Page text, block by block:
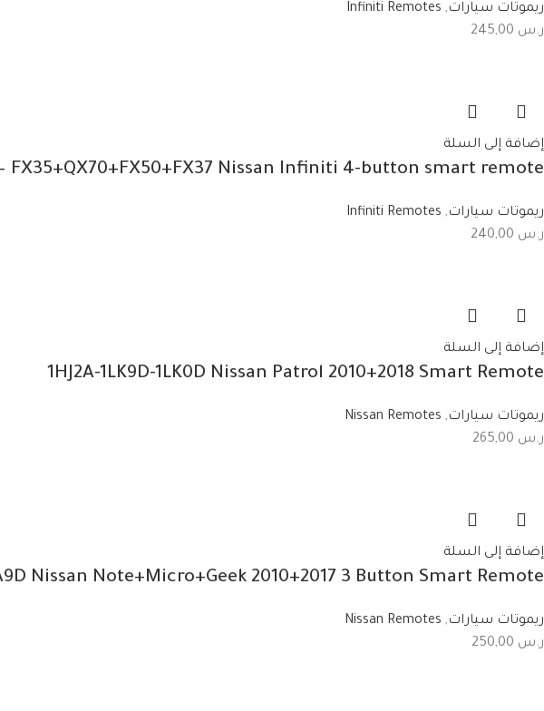
ريموتات سيارات,
Infiniti Remotes
ر.س
إضافة إلى السلة
– FX35+QX70+FX50+FX37 Nissan Infiniti 4-button smart remote
ريموتات سيارات,
Infiniti Remotes
ر.س
إضافة إلى السلة
1HJ2A-1LK9D-1LK0D Nissan Patrol 2010+2018 Smart Remote
ريموتات سيارات,
Nissan Remotes
ر.س
إضافة إلى السلة
Nissan Note+Micro+Geek 2010+2017 3 Button Smart Remote
ريموتات سيارات,
Nissan Remotes
ر.س